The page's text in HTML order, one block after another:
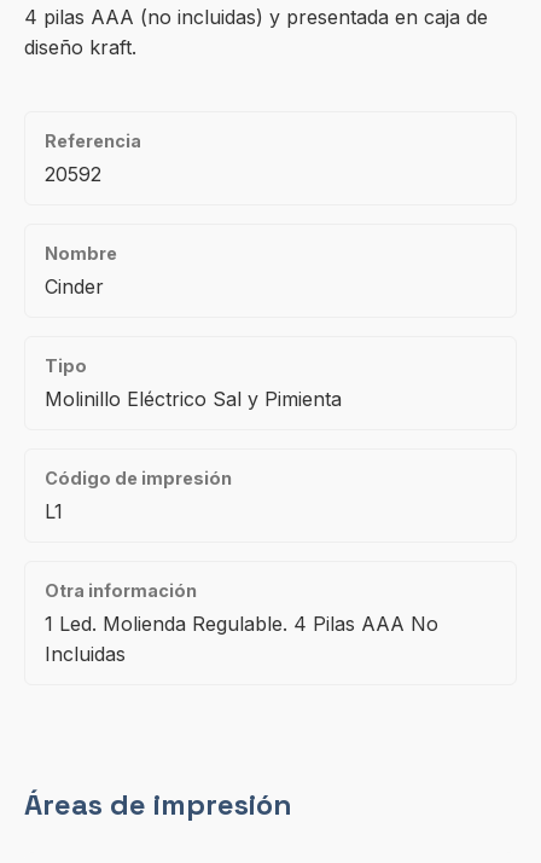
4 pilas AAA (no incluidas) y presentada en caja de
diseño kraft.
Referencia
20592
Nombre
Cinder
Tipo
Molinillo Eléctrico Sal y Pimienta
Código de impresión
L1
Otra información
1 Led. Molienda Regulable. 4 Pilas AAA No
Incluidas
Áreas de impresión